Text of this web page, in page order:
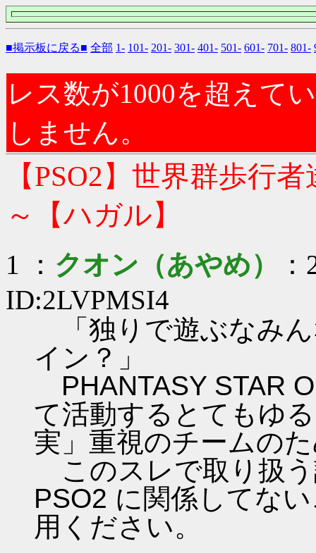
■掲示板に戻る■ 全部 1- 101- 201- 301- 401- 501- 601- 701- 801-
レス数が1000を超えて
しません。
【PSO2】世界群歩行
～【ハガル】
1 ： クオン（あやめ）
ID:2LVPMSI4
「独りで遊ぶなみ
イン？」
PHANTASY STAR
て活動するとてもゆ
実」重視のチームの
このスレで取り扱
PSO2 に関係してな
用ください。